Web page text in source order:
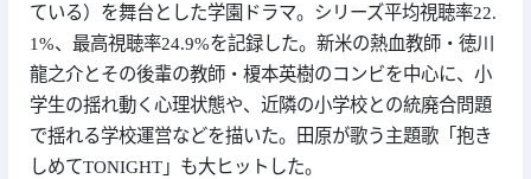
ている）を舞台とした学園ドラマ。シリーズ平均視聴率22.
1%、最高視聴率24.9%を記録した。新米の熱血教師・徳川
龍之介とその後輩の教師・榎本英樹のコンビを中心に、小
学生の揺れ動く心理状態や、近隣の小学校との統廃合問題
で揺れる学校運営などを描いた。田原が歌う主題歌「抱き
しめてTONIGHT」も大ヒットした。